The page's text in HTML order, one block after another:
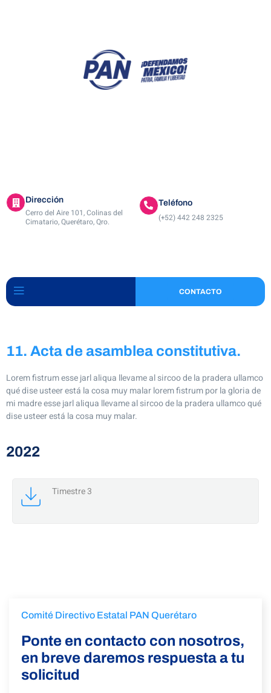
Dirección
Cerro del Aire 101, Colinas del
Cimatario, Querétaro, Qro.
Teléfono
(+52) 442 248 2325
CONTACTO
11. Acta de asamblea constitutiva.
Lorem fistrum esse jarl aliqua llevame al sircoo de la pradera ullamco
qué dise usteer está la cosa muy malar lorem fistrum por la gloria de
mi madre esse jarl aliqua llevame al sircoo de la pradera ullamco qué
dise usteer está la cosa muy malar.
2022
Timestre 3
Comité Directivo Estatal PAN Querétaro
Ponte en contacto con nosotros,
en breve daremos respuesta a tu
solicitud